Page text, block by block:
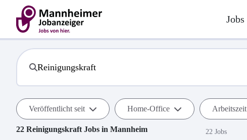
Jobs
Veröffentlicht seit Home-Office Arbeitszeit
22 Reinigungskraft Jobs in Mannheim 22 Jobs